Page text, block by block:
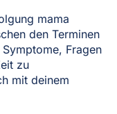
mama
den Terminen
Fragen
zu
mit deinem